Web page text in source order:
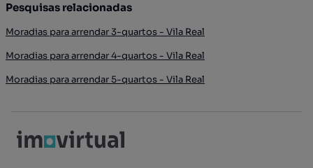
Pesquisas relacionadas
Moradias para arrendar 3-quartos - Vila Real
Moradias para arrendar 4-quartos - Vila Real
Moradias para arrendar 5-quartos - Vila Real